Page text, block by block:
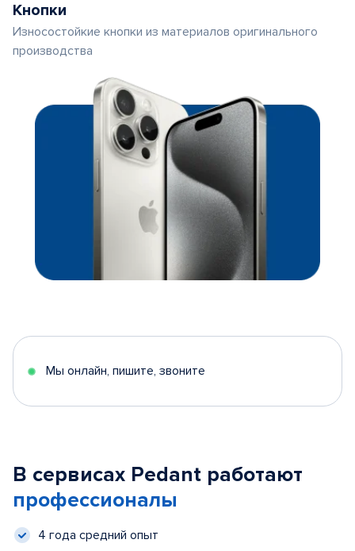
Кнопки
Износостойкие кнопки из материалов оригинального
производства
Мы онлайн, пишите, звоните
В сервисах Pedant работают
профессионалы
4 года средний опыт